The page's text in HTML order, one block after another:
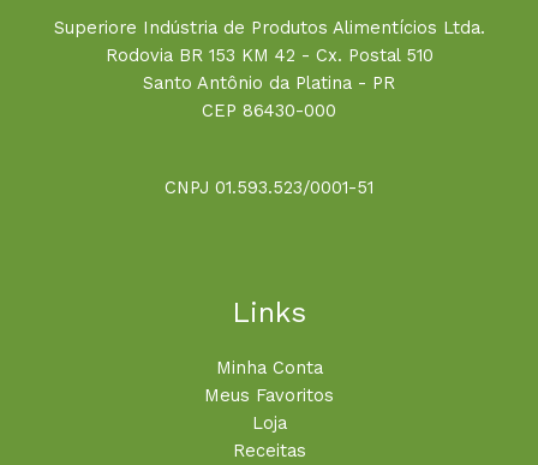
Superiore Indústria de Produtos Alimentícios Ltda.
Rodovia BR 153 KM 42 - Cx. Postal 510
Santo Antônio da Platina - PR
CEP 86430-000
CNPJ 01.593.523/0001-51
Links
Minha Conta
Meus Favoritos
Loja
Receitas